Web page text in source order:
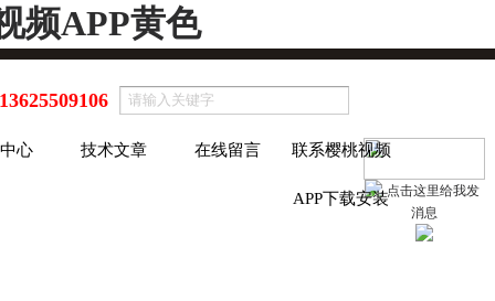
频APP黄色
心 技术文章 在线留言 联系樱桃视频
APP下载安装